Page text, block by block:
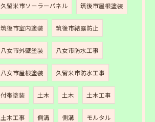
久留米市ソーラーパネル 筑後市屋根塗装
筑後市室内塗装 筑後市結露防止
八女市外壁塗装 八女市防水工事
八女市屋根塗装 久留米市防水工事
付帯塗装 土木 土木 土木工事
土木工事 側溝 側溝 モルタル